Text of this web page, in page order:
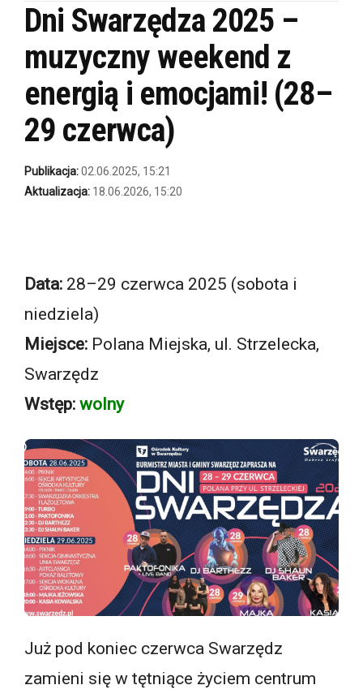
Dni Swarzędza 2025 –
muzyczny weekend z
energią i emocjami! (28–
29 czerwca)
Publikacja:02.06.2025, 15:21
Aktualizacja: 18.06.2026, 15:20
Data: 28–29 czerwca 2025 (sobota i
niedziela)
Miejsce: Polana Miejska, ul. Strzelecka,
Swarzędz
Wstęp: wolny
Już pod koniec czerwca Swarzędz
zamieni się w tętniące życiem centrum